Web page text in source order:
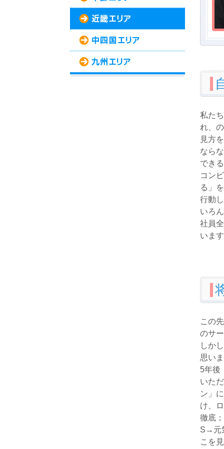
私た
れ、
見方
なら
でき
コン
る」
行動
いろ
社員
いま
この
のサ
しか
思い
5年後
いた
ン」
け、
徹底
S→元
こを